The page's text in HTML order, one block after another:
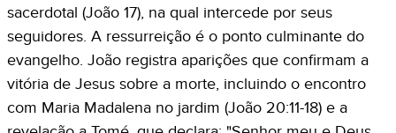
sacerdotal (João 17), na qual intercede por seus
seguidores. A ressurreição é o ponto culminante do
evangelho. João registra aparições que confirmam a
vitória de Jesus sobre a morte, incluindo o encontro
com Maria Madalena no jardim (João 20:11-18) e a